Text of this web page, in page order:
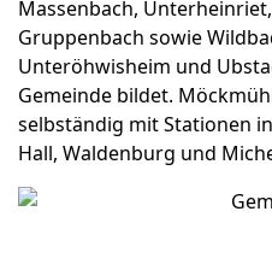
Massenbach,
Gruppenbach sowie
Unteröhwisheim und
Gemeinde bildet.
selbständig mit Stationen
Hall, Waldenburg und